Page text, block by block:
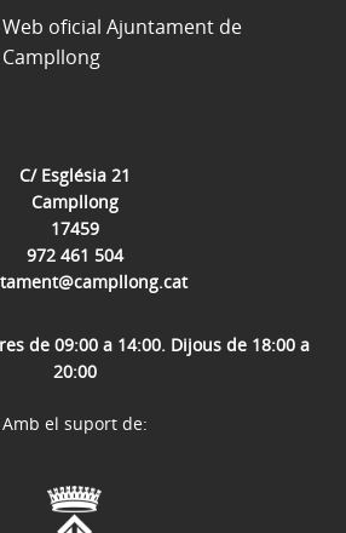
C/ Església 21
Campllong
17459
972 461 504
de 09:00 a 14:00. Dijous de 18:00 a
20:00
Web oficial Ajuntament de
Campllong
Amb el suport de: